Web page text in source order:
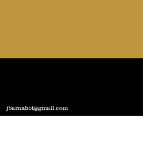
jbarnabot@gmail.com